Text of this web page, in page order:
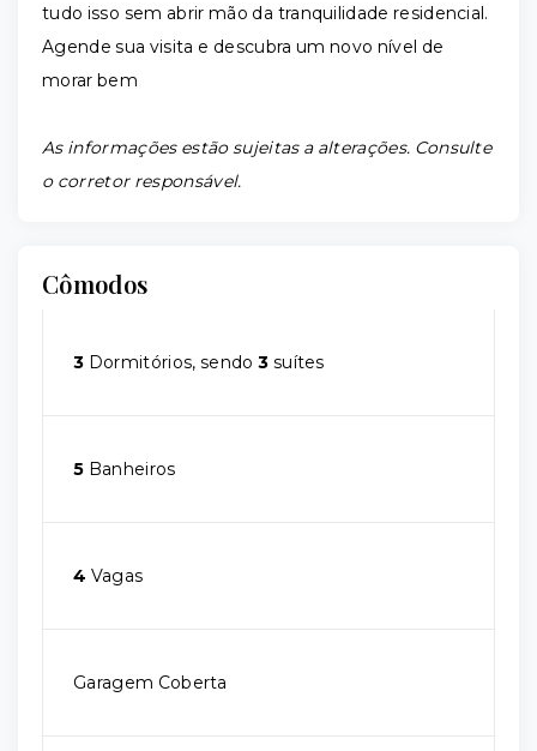
tudo isso sem abrir mão da tranquilidade residencial.
Agende sua visita e descubra um novo nível de
morar bem
As informações estão sujeitas a alterações. Consulte
o corretor responsável.
Cômodos
3 Dormitórios, sendo3 suítes
5 Banheiros
4 Vagas
Garagem Coberta